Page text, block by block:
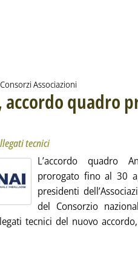
Associazioni
accordo quadro
ancora gli allegati tecnici
31 dicembre 2025 alle 11.21.
tecnici
L’accordo quadro
prorogato fino al 30
presidenti
del Consorzio
tecnici del nuovo